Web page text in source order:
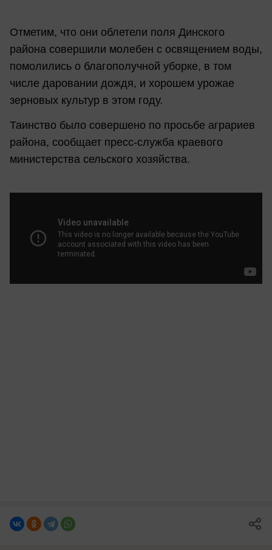
Отметим, что они облетели поля Динского
района совершили молебен с освящением воды,
помолились о благополучной уборке, в том
числе даровании дождя, и хорошем урожае
зерновых культур в этом году.
Таинство было совершено по просьбе аграриев
района, сообщает пресс-служба краевого
министерства сельского хозяйства.